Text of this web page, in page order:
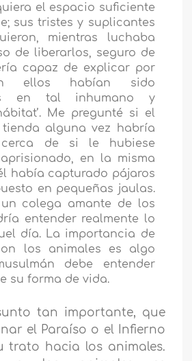
el espacio suficiente
sus tristes y suplicantes
mientras luchaba
de liberarlos, seguro de
capaz de explicar por
ellos habían sido
en tal inhumano y
Me pregunté si el
alguna vez habría
de si le hubiese
en la misma
había capturado pájaros
en pequeñas jaulas.
colega amante de los
entender realmente lo
día. La importancia de
los animales es algo
debe entender
su forma de vida.
tan importante, que
el Paraíso o el Infierno
trato hacia los animales.